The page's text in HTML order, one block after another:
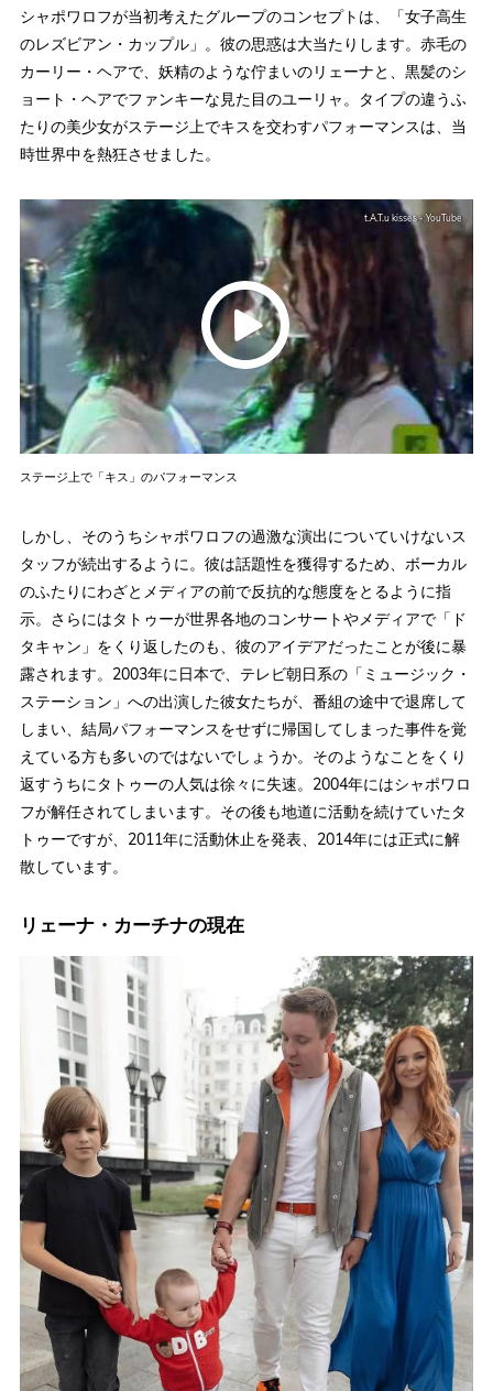
シャポワロフが当初考えたグループのコンセプトは、「女子高生
のレズビアン・カップル」。彼の思惑は大当たりします。赤毛の
カーリー・ヘアで、妖精のような佇まいのリェーナと、黒髪のシ
ョート・ヘアでファンキーな見た目のユーリャ。タイプの違うふ
たりの美少女がステージ上でキスを交わすパフォーマンスは、当
時世界中を熱狂させました。
t.A.T.u kisses - YouTube
ステージ上で「キス」のパフォーマンス
しかし、そのうちシャポワロフの過激な演出についていけないス
タッフが続出するように。彼は話題性を獲得するため、ボーカル
のふたりにわざとメディアの前で反抗的な態度をとるように指
示。さらにはタトゥーが世界各地のコンサートやメディアで「ド
タキャン」をくり返したのも、彼のアイデアだったことが後に暴
露されます。2003年に日本で、テレビ朝日系の「ミュージック・
ステーション」への出演した彼女たちが、番組の途中で退席して
しまい、結局パフォーマンスをせずに帰国してしまった事件を覚
えている方も多いのではないでしょうか。そのようなことをくり
返すうちにタトゥーの人気は徐々に失速。2004年にはシャポワロ
フが解任されてしまいます。その後も地道に活動を続けていたタ
トゥーですが、2011年に活動休止を発表、2014年には正式に解
散しています。
リェーナ・カーチナの現在